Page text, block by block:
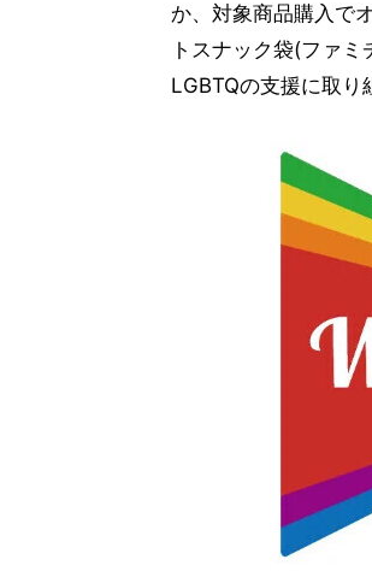
か、対象商品購入で
トスナック袋(ファ
LGBTQの支援に取り